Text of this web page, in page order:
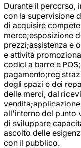
Durante il percorso,
con la supervisione
di acquisire
merce;esposizione
prezzi;assistenza e
e attività
codici a barre e
degli spazi e dei
delle merci, dal
all'interno del punto
di sviluppare
ascolto delle
con il pubblico.